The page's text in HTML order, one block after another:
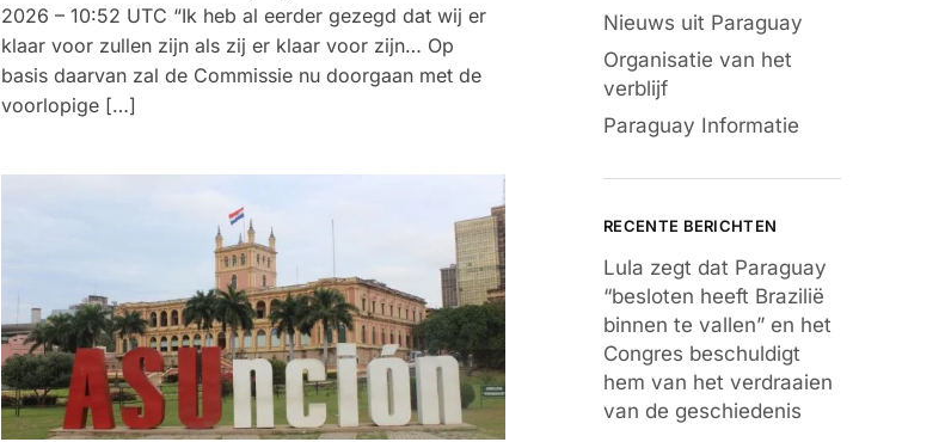
2026 – 10:52 UTC “Ik heb al eerder gezegd dat wij er
klaar voor zullen zijn als zij er klaar voor zijn… Op
basis daarvan zal de Commissie nu doorgaan met de
voorlopige […]
Nieuws uit Paraguay
Organisatie van het
verblijf
Paraguay Informatie
RECENTE BERICHTEN
Lula zegt dat Paraguay
“besloten heeft Brazilië
binnen te vallen” en het
Congres beschuldigt
hem van het verdraaien
van de geschiedenis